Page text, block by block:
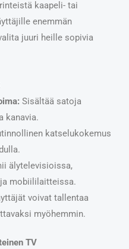
kaapeli- tai
enemmän
juuri heille sopivia
Sisältää satoja
kanavia.
katselukokemus
älytelevisioissa,
mobiililaitteissa.
voivat tallentaa
myöhemmin.
TV